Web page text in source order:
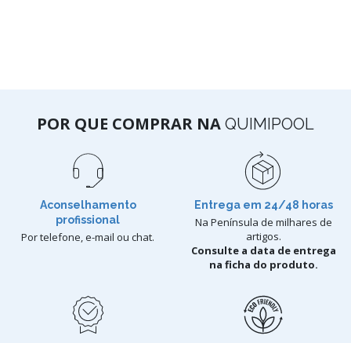
POR QUE COMPRAR NA QUIMIPOOL
Aconselhamento
profissional
Por telefone, e-mail ou chat.
Entrega em 24/48 horas
Na Península de milhares de
artigos.
Consulte a data de entrega
na ficha do produto.